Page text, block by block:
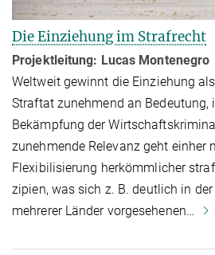
Die Einziehung im Strafrecht
Projektleitung: Lucas Montenegro
Weltweit gewinnt die Einziehung
Straftat zu­neh­mend an Bedeutung,
Bekämpfung der
zunehmende Relevanz geht einher
Flexibilisierung herkömmlicher
zi­pien, was sich z. B. deutlich in
mehrerer Länder vorgesehenen…